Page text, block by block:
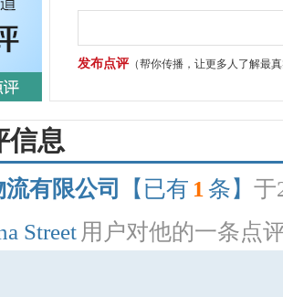
发布点评（帮你传播，让更多人了解最
信息
有限公司 【已有 1 条】 于
Street 用户对他的一条点